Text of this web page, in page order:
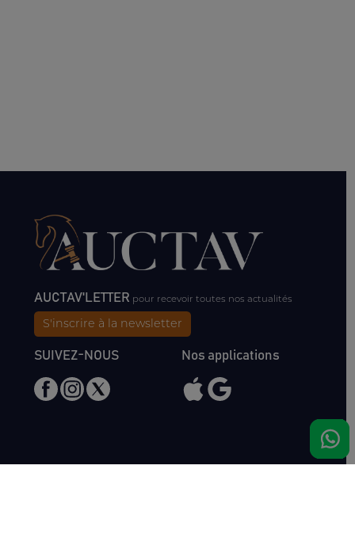
AUCTAV'LETTER pour recevoir toutes nos actualités
S'inscrire à la newsletter
SUIVEZ-NOUS Nos applications